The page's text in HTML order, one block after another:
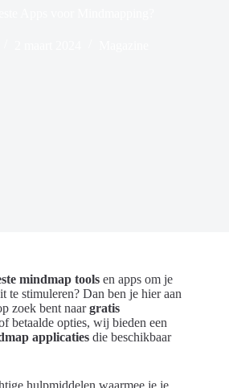
mindmap tools en apps om je
te stimuleren? Dan ben je hier aan
zoek bent naargratis
betaalde opties, wij bieden een
applicaties die beschikbaar
hulpmiddelen waarmee je je